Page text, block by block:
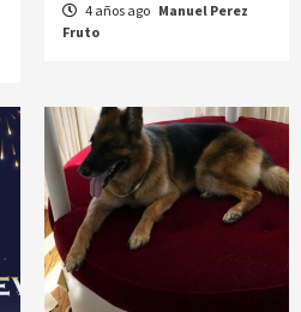
4 años ago Manuel Perez
Fruto